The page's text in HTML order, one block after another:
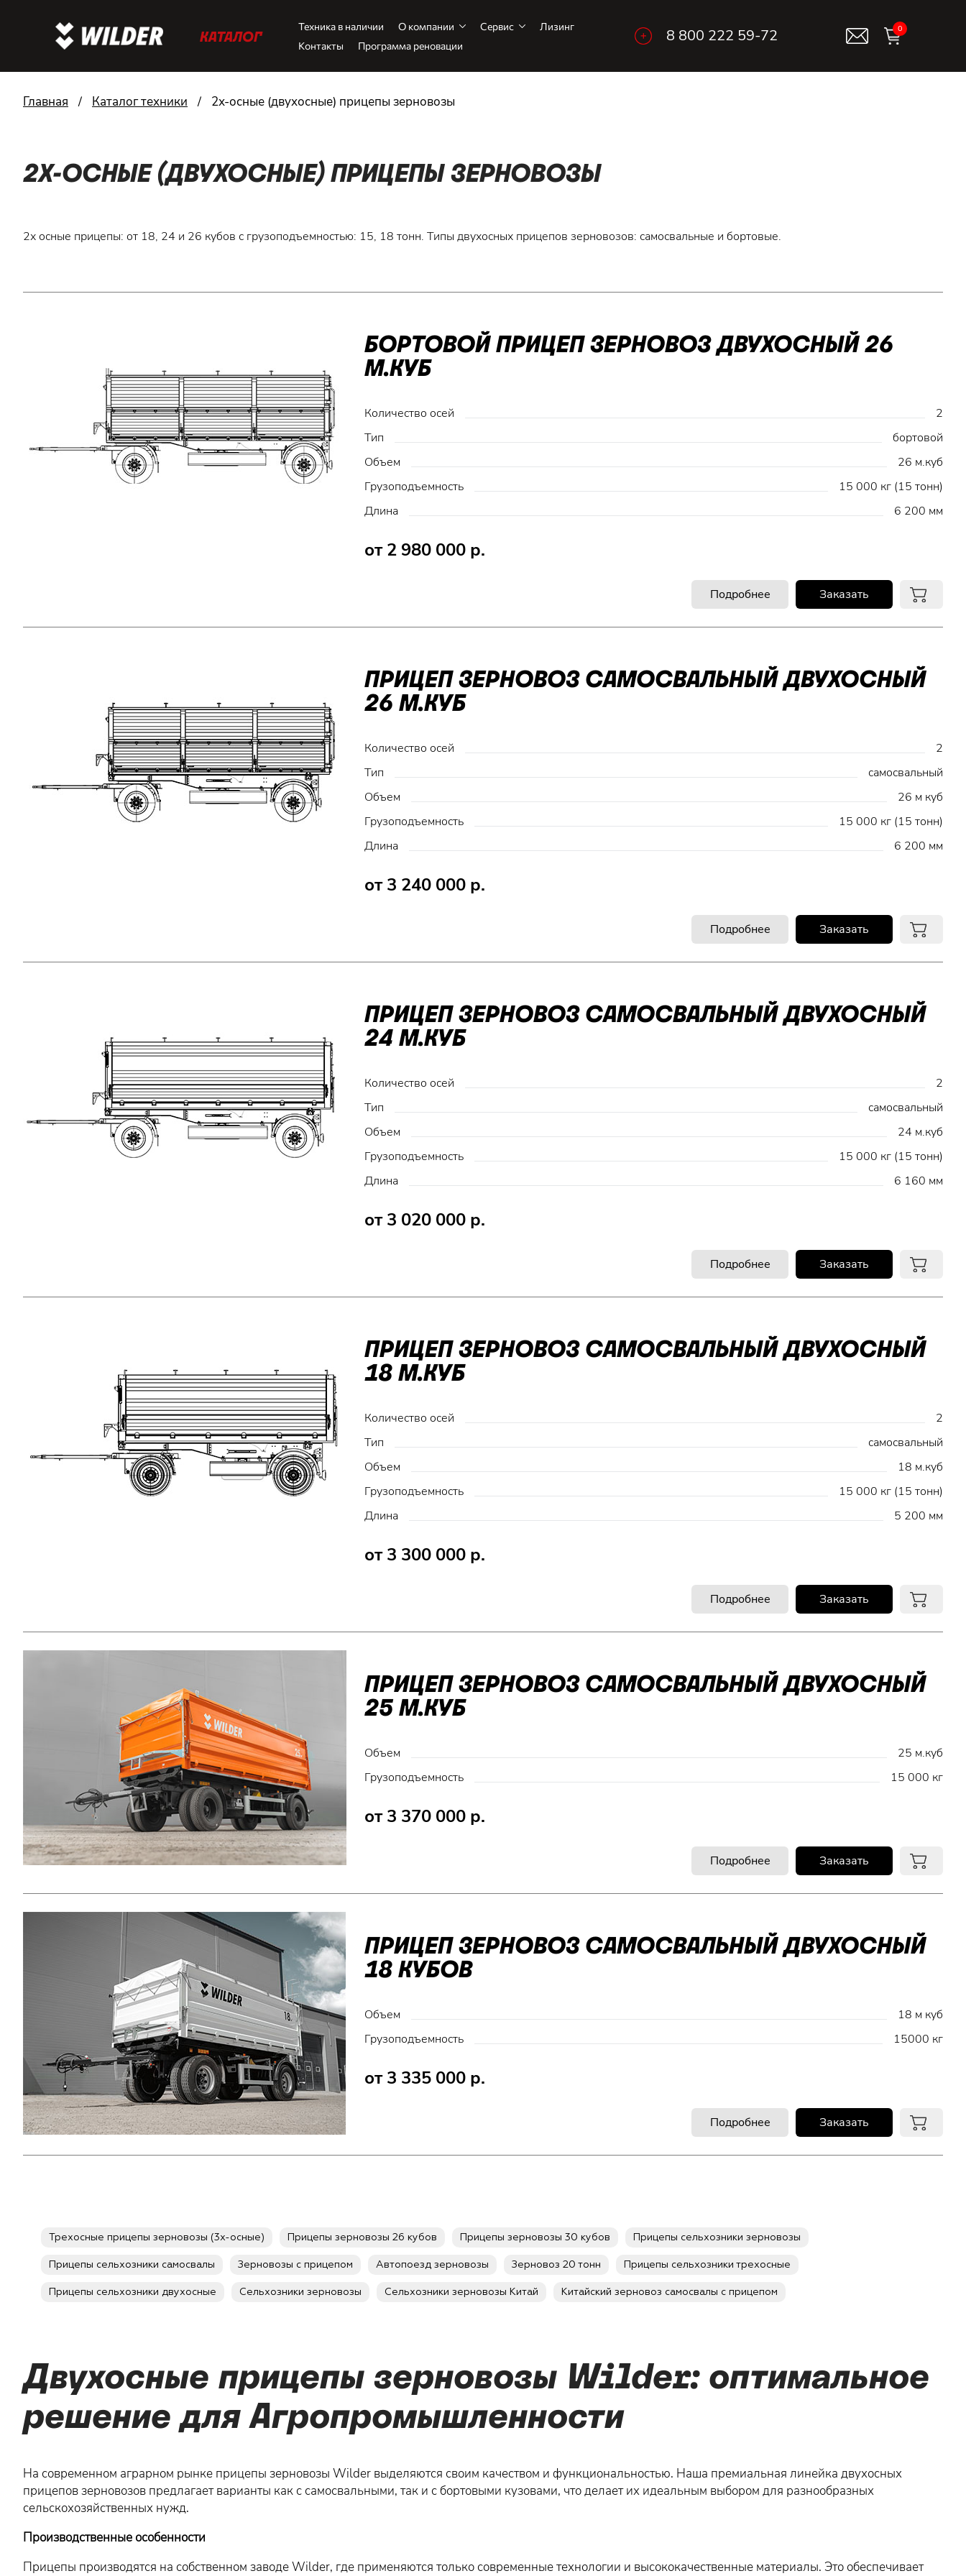
КАТАЛОГ
Техника в наличии О компании Сервис
Лизинг
Контакты
Программа реновации
8 800 222 59-72 0
Главная / Каталог техники / 2х-осные (двухосные) прицепы зерновозы
2Х-ОСНЫЕ (ДВУХОСНЫЕ) ПРИЦЕПЫ ЗЕРНОВОЗЫ
2х осные прицепы: от 18, 24 и 26 кубов с грузоподъемностью: 15, 18 тонн. Типы двухосных прицепов зерновозов: самосвальные и бортовые.
БОРТОВОЙ ПРИЦЕП ЗЕРНОВОЗ ДВУХОСНЫЙ 26
М.КУБ
Количество осей
2
Тип
бортовой
Объем
26 м.куб
Грузоподъемность
15 000 кг (15 тонн)
Длина
6 200 мм
от 2 980 000 р.
Подробнее Заказать
ПРИЦЕП ЗЕРНОВОЗ САМОСВАЛЬНЫЙ ДВУХОСНЫЙ
26 М.КУБ
Количество осей
2
Тип
самосвальный
Объем
26 м куб
Грузоподъемность
15 000 кг (15 тонн)
Длина
6 200 мм
от 3 240 000 р.
Подробнее Заказать
ПРИЦЕП ЗЕРНОВОЗ САМОСВАЛЬНЫЙ ДВУХОСНЫЙ
24 М.КУБ
Количество осей
2
Тип
самосвальный
Объем
24 м.куб
Грузоподъемность
15 000 кг (15 тонн)
Длина
6 160 мм
от 3 020 000 р.
Подробнее Заказать
ПРИЦЕП ЗЕРНОВОЗ САМОСВАЛЬНЫЙ ДВУХОСНЫЙ
18 М.КУБ
Количество осей
2
Тип
самосвальный
Объем
18 м.куб
Грузоподъемность
15 000 кг (15 тонн)
Длина
5 200 мм
от 3 300 000 р.
Подробнее Заказать
ПРИЦЕП ЗЕРНОВОЗ САМОСВАЛЬНЫЙ ДВУХОСНЫЙ
25 М.КУБ
Объем
25 м.куб
Грузоподъемность
15 000 кг
от 3 370 000 р.
Подробнее Заказать
ПРИЦЕП ЗЕРНОВОЗ САМОСВАЛЬНЫЙ ДВУХОСНЫЙ
18 КУБОВ
Объем
18 м куб
Грузоподъемность
15000 кг
от 3 335 000 р.
Подробнее Заказать
Трехосные прицепы зерновозы (3х-осные) Прицепы зерновозы 26 кубов Прицепы зерновозы 30 кубов Прицепы сельхозники зерновозы
Прицепы сельхозники самосвалы Зерновозы с прицепом Автопоезд зерновозы Зерновоз 20 тонн Прицепы сельхозники трехосные
Прицепы сельхозники двухосные Сельхозники зерновозы Сельхозники зерновозы Китай Китайский зерновоз самосвалы с прицепом
Двухосные прицепы зерновозы Wilder: оптимальное
решение для Агропромышленности
На современном аграрном рынке прицепы зерновозы Wilder выделяются своим качеством и функциональностью. Наша премиальная линейка двухосных
прицепов зерновозов предлагает варианты как с самосвальными, так и с бортовыми кузовами, что делает их идеальным выбором для разнообразных
сельскохозяйственных нужд.
Производственные особенности
Прицепы производятся на собственном заводе Wilder, где применяются только современные технологии и высококачественные материалы. Это обеспечивает